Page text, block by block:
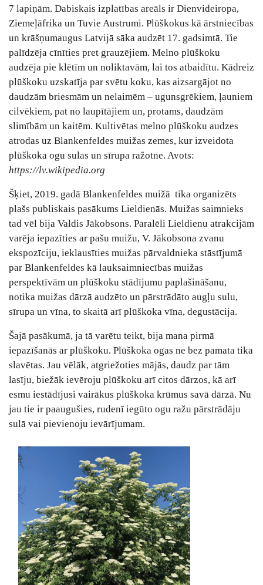
7 lapiņām. Dabiskais izplatības areāls ir Dienvideiropa,
Ziemeļāfrika un Tuvie Austrumi. Plūškokus kā ārstniecības
un krāšņumaugus Latvijā sāka audzēt 17. gadsimtā. Tie
palīdzēja cīnīties pret grauzējiem. Melno plūškoku
audzēja pie klētīm un noliktavām, lai tos atbaidītu. Kādreiz
plūškoku uzskatīja par svētu koku, kas aizsargājot no
daudzām briesmām un nelaimēm – ugunsgrēkiem, ļauniem
cilvēkiem, pat no laupītājiem un, protams, daudzām
slimībām un kaitēm. Kultivētas melno plūškoku audzes
atrodas uz Blankenfeldes muižas zemes, kur izveidota
plūškoka ogu sulas un sīrupa ražotne. Avots:
https://lv.wikipedia.org
Šķiet, 2019. gadā Blankenfeldes muižā tika organizēts
plašs publiskais pasākums Lieldienās. Muižas saimnieks
tad vēl bija Valdis Jākobsons. Paralēli Lieldienu atrakcijām
varēja iepazīties ar pašu muižu, V. Jākobsona zvanu
ekspozīciju, ieklausīties muižas pārvaldnieka stāstījumā
par Blankenfeldes kā lauksaimniecības muižas
perspektīvām un plūškoku stādījumu paplašināšanu,
notika muižas dārzā audzēto un pārstrādāto augļu sulu,
sīrupa un vīna, to skaitā arī plūškoka vīna, degustācija.
Šajā pasākumā, ja tā varētu teikt, bija mana pirmā
iepazīšanās ar plūškoku. Plūškoka ogas ne bez pamata tika
slavētas. Jau vēlāk, atgriežoties mājās, daudz par tām
lasīju, biežāk ievēroju plūškoku arī citos dārzos, kā arī
esmu iestādījusi vairākus plūškoka krūmus savā dārzā. Nu
jau tie ir paaugušies, rudenī iegūto ogu ražu pārstrādāju
sulā vai pievienoju ievārījumam.